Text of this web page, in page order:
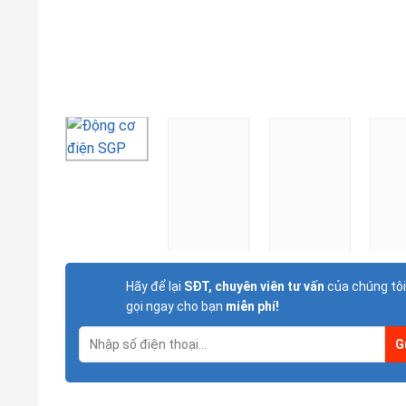
Hãy để lại SĐT, chuyên viên tư vấn của chúng
gọi ngay cho bạn miễn phí!